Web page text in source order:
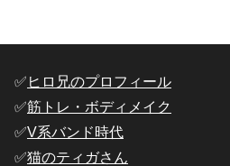
✅️ ヒロ兄のプロフィール
✅️筋トレ・ボディメイク
✅️V系バンド時代
✅️猫のティガさん